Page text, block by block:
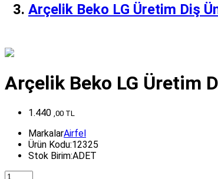
Arçelik Beko LG Üretim Diş
Arçelik Beko LG Üretim
1.440 00 TL
MarkalarAirfel
Ürün Kodu:12325
Stok Birim:ADET